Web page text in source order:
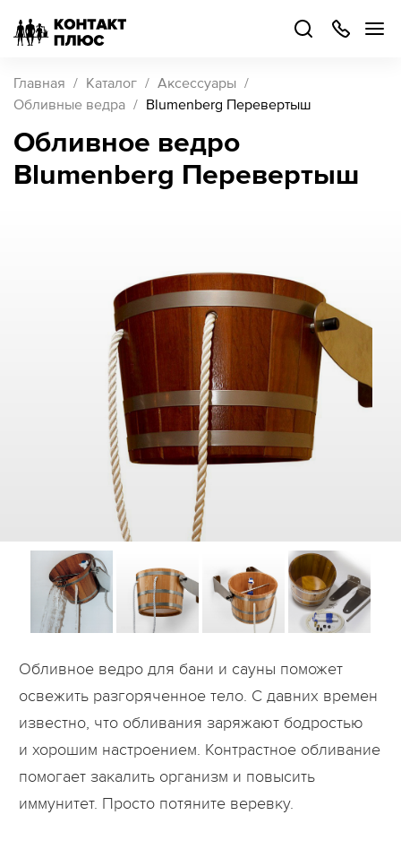
Главная Каталог
Аксессуары
Обливные ведра
Blumenberg Перевертыш
Обливное ведро
Blumenberg Перевертыш
Обливное ведро для бани и сауны поможет
освежить разгоряченное тело. С давних времен
известно, что обливания заряжают бодростью
и хорошим настроением. Контрастное обливание
помогает закалить организм и повысить
иммунитет. Просто потяните веревку.
499
504-
48
Каталог
товаров
Стать
партнером